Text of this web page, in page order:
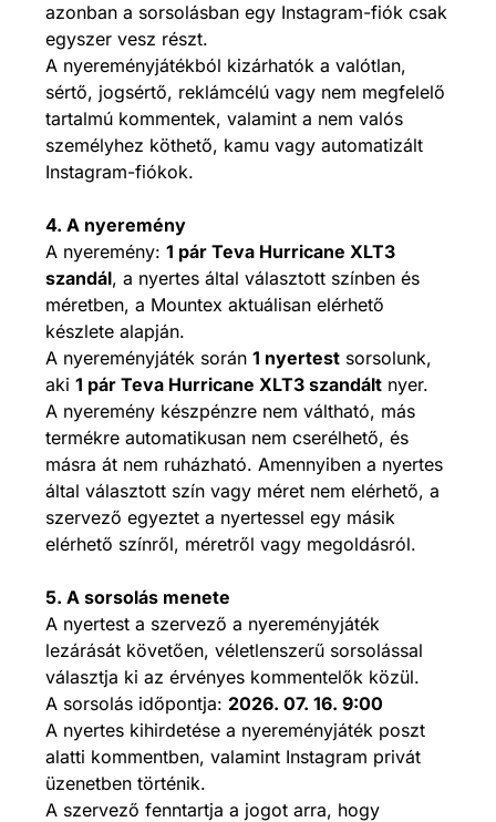
azonban a sorsolásban egy Instagram-fiók csak
egyszer vesz részt.
A nyereményjátékból kizárhatók a valótlan,
sértő, jogsértő, reklámcélú vagy nem megfelelő
tartalmú kommentek, valamint a nem valós
személyhez köthető, kamu vagy automatizált
Instagram-fiókok.
4. A nyeremény
A nyeremény: 1 pár Teva Hurricane XLT3
szandál, a nyertes által választott színben és
méretben, a Mountex aktuálisan elérhető
készlete alapján.
A nyereményjáték során 1 nyertest sorsolunk,
aki 1 pár Teva Hurricane XLT3 szandált nyer.
A nyeremény készpénzre nem váltható, más
termékre automatikusan nem cserélhető, és
másra át nem ruházható. Amennyiben a nyertes
által választott szín vagy méret nem elérhető, a
szervező egyeztet a nyertessel egy másik
elérhető színről, méretről vagy megoldásról.
5. A sorsolás menete
A nyertest a szervező a nyereményjáték
lezárását követően, véletlenszerű sorsolással
választja ki az érvényes kommentelők közül.
A sorsolás időpontja: 2026. 07. 16. 9:00
A nyertes kihirdetése a nyereményjáték poszt
alatti kommentben, valamint Instagram privát
üzenetben történik.
A szervező fenntartja a jogot arra, hogy